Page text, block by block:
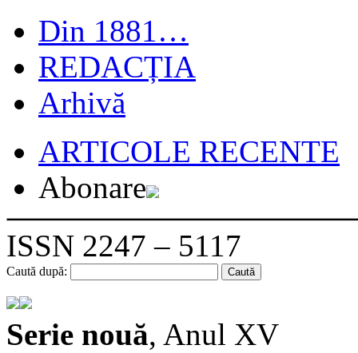
Din 1881…
REDACȚIA
Arhivă
ARTICOLE RECENTE
Abonare
ISSN 2247 – 5117
Caută după:
Serie nouă, Anul XV